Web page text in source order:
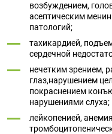
возбуждением,
асептическим
патологий;
тахикардией,
сердечной
нечетким зрением,
глаз,нарушением
покраснением
нарушениями слуха;
лейкопенией,